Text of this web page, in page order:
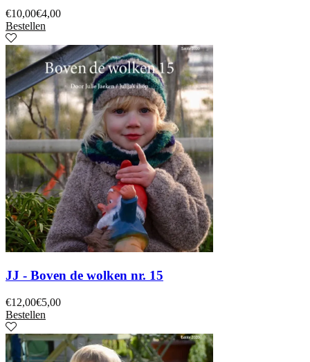
€10,00€4,00
Bestellen
JJ - Boven de wolken nr. 15
€12,00€5,00
Bestellen